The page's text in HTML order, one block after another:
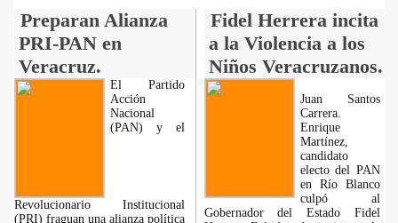
Preparan Alianza
PRI-PAN en
Veracruz.
Fidel Herrera incita
a la Violencia a los
Niños Veracruzanos.
El Partido
Acción
Nacional
(PAN) y el
Revolucionario Institucional
(PRI) fraguan una alianza política
Juan Santos
Carrera.
Enrique
Martínez,
candidato
electo del PAN
en Río Blanco
culpó al
Gobernador del Estado Fidel